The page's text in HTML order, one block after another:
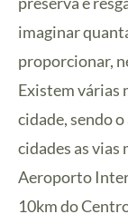
imaginar
proporcionar,
Existem várias
cidade, sendo
cidades as vias
Aeroporto
10km do